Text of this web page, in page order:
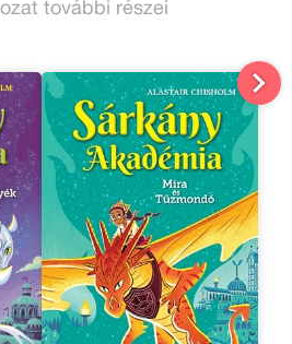
további részei